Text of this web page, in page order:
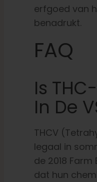
erfgoed van
benadrukt.
FAQ
Is
In De
THCV
legaal in
de 2018
dat hun